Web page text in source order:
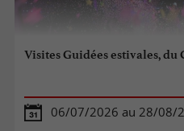
Visites Guidées estivales, du
06/07/2026 au 28/08/